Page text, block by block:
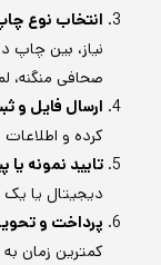
انتخاب نوع
نیاز، بین چاپ
صحافی منگنه،
ارسال فایل و
کرده و
تایید نمونه
دیجیتال یا یک
پرداخت و
کمترین زمان